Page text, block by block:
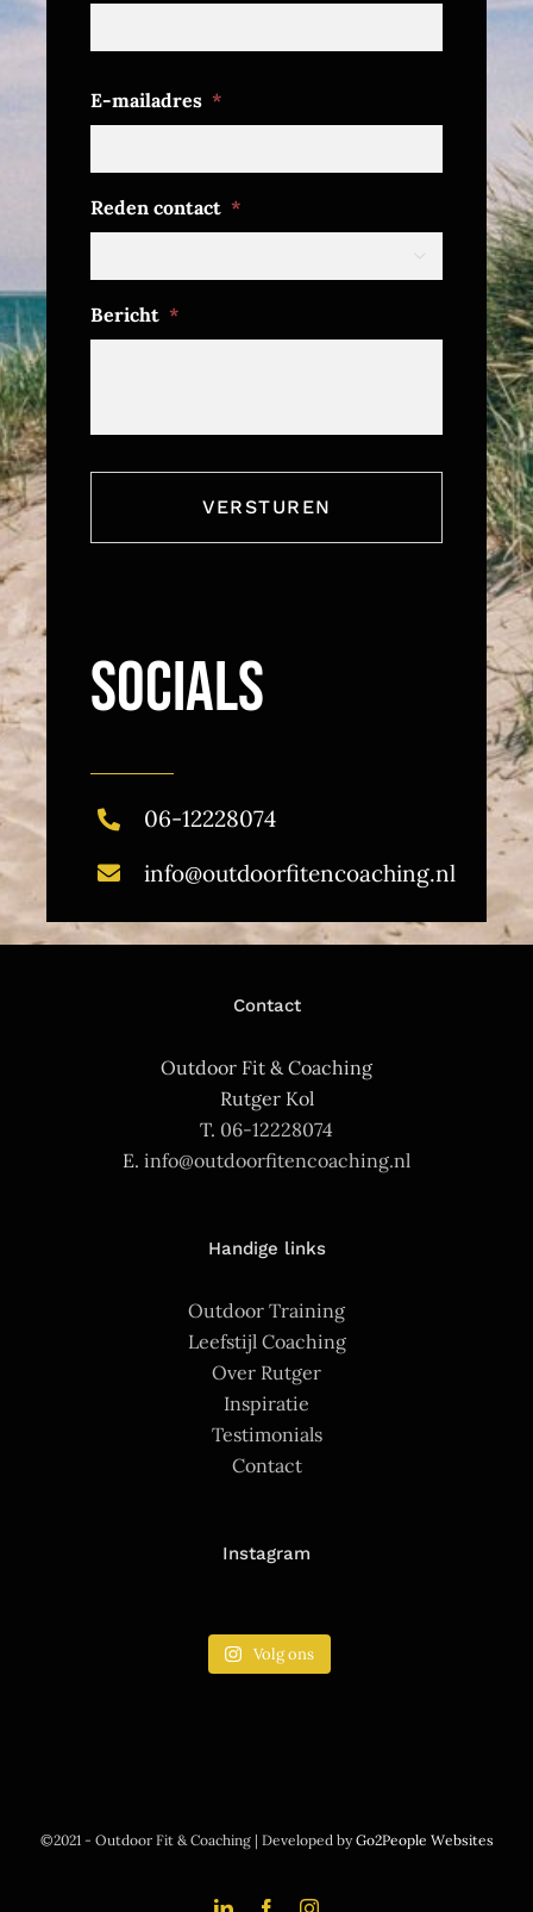
Voornaam
E-mailadres *
Reden contact *

Bericht *
SOCIALS
06-12228074
info@outdoorfitencoaching.nl
Contact
Outdoor Fit & Coaching
Rutger Kol
T. 06-12228074
E. info@outdoorfitencoaching.nl
Handige links
Outdoor Training
Leefstijl Coaching
Over Rutger
Inspiratie
Testimonials
Contact
Instagram
Volg ons
©2021 - Outdoor Fit & Coaching | Developed byGo2People Websites
LinkedInFacebookInstagram